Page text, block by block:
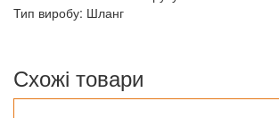
Тип виробу: Шланг
Схожі товари